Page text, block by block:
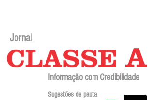
Jornal
Informação com Credibilidade
Sugestões de pauta